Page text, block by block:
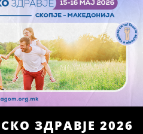
ЗДРАВЈЕ 2026